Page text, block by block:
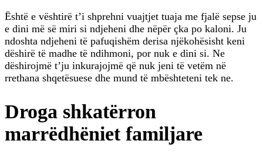
Është e vështirë t’i shprehni vuajtjet tuaja me fjalë sepse ju
e dini më së miri si ndjeheni dhe nëpër çka po kaloni. Ju
ndoshta ndjeheni të pafuqishëm derisa njëkohësisht keni
dëshirë të madhe të ndihmoni, por nuk e dini si. Ne
dëshirojmë t’ju inkurajojmë që nuk jeni të vetëm në
rrethana shqetësuese dhe mund të mbështeteni tek ne.
Droga shkatërron
marrëdhëniet familjare